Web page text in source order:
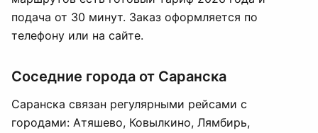
подача от 30 минут. Заказ оформляется по
телефону или на сайте.
Соседние города от Саранска
Саранска связан регулярными рейсами с
городами: Атяшево, Ковылкино, Лямбирь,